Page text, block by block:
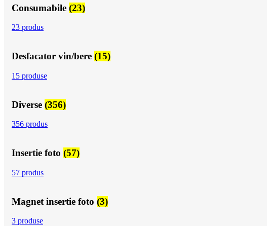
Consumabile (23)
23 produs
Desfacator vin/bere (15)
15 produse
Diverse (356)
356 produs
Insertie foto (57)
57 produs
Magnet insertie foto (3)
3 produse